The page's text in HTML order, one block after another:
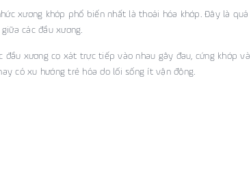
xương khớp phổ biến nhất là thoái hóa khớp. Đây là
các đầu xương.
đầu xương cọ xát trực tiếp vào nhau gây đau, cứng khớp
có xu hướng trẻ hóa do lối sống ít vận động.